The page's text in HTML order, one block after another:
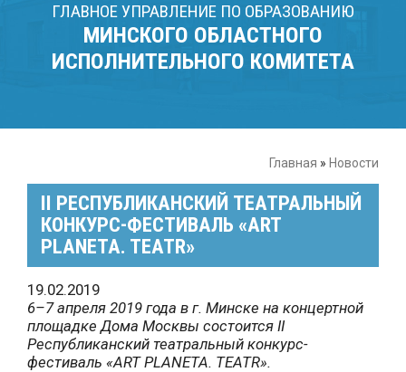
ГЛАВНОЕ УПРАВЛЕНИЕ ПО ОБРАЗОВАНИЮ
МИНСКОГО ОБЛАСТНОГО
ИСПОЛНИТЕЛЬНОГО КОМИТЕТА
Главная » Новости
II РЕСПУБЛИКАНСКИЙ ТЕАТРАЛЬНЫЙ
КОНКУРС-ФЕСТИВАЛЬ «ART
PLANETA. TEATR»
19.02.2019
6–7 апреля 2019 года в г. Минске на концертной
площадке Дома Москвы состоится II
Республиканский театральный конкурс-
фестиваль «ART PLANETA. TEATR».